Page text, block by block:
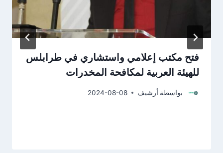
فتح مكتب إعلامي واستشاري في طرابلس
للهيئة العربية لمكافحة المخدرات
بواسطة أرشيف 2024-08-08